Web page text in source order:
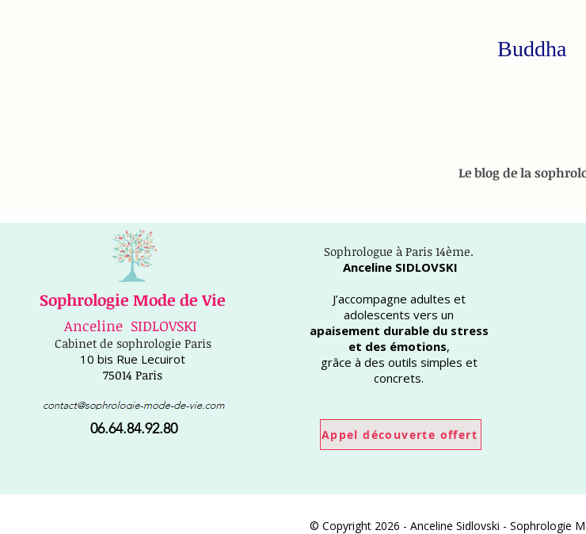
Buddha
Le blog de la
Sophrologie Mode de Vie
Anceline SIDLOVSKI
Cabinet de sophrologie Paris
10 bis Rue Lecuirot
75014 Paris
06.64.84.92.80
Sophrologue à Paris 14ème.
Anceline SIDLOVSKI
J’accompagne adultes et
adolescents vers un
apaisement durable du stress
et des émotions,
grâce à des outils simples et
concrets.
Appel découverte offert
© Copyright 2026 - Anceline Sidlovski - Sophrologie